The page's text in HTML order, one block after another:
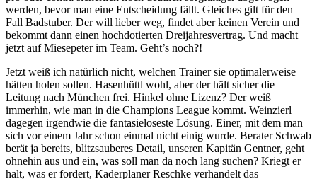
werden, bevor man eine Entscheidung fällt. Gleiches gilt für den
Fall Badstuber. Der will lieber weg, findet aber keinen Verein und
bekommt dann einen hochdotierten Dreijahresvertrag. Und macht
jetzt auf Miesepeter im Team. Geht’s noch?!
Jetzt weiß ich natürlich nicht, welchen Trainer sie optimalerweise
hätten holen sollen. Hasenhüttl wohl, aber der hält sicher die
Leitung nach München frei. Hinkel ohne Lizenz? Der weiß
immerhin, wie man in die Champions League kommt. Weinzierl
dagegen irgendwie die fantasieloseste Lösung. Einer, mit dem man
sich vor einem Jahr schon einmal nicht einig wurde. Berater Schwab
berät ja bereits, blitzsauberes Detail, unseren Kapitän Gentner, geht
ohnehin aus und ein, was soll man da noch lang suchen? Kriegt er
halt, was er fordert, Kaderplaner Reschke verhandelt das